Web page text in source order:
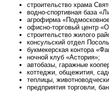
строительство храма
водно-спортивная база
агрофирма
офисно-торговый центр
строительство жилого
консульский отдел
букмекерская контора
ночной клуб «Астория»;
автобазы, гаражные
коттеджи, общежития,
теплицы,
предприятия торговли,